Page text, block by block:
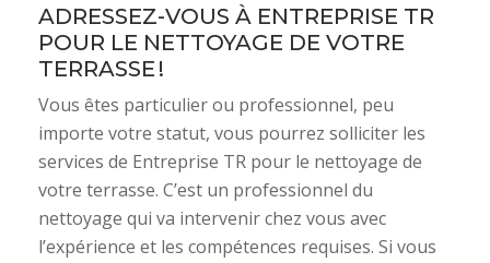
ADRESSEZ-VOUS À ENTREPRISE TR
POUR LE NETTOYAGE DE VOTRE
TERRASSE !
Vous êtes particulier ou professionnel, peu
importe votre statut, vous pourrez solliciter les
services de Entreprise TR pour le nettoyage de
votre terrasse. C’est un professionnel du
nettoyage qui va intervenir chez vous avec
l’expérience et les compétences requises. Si vous